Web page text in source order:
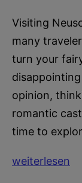
Visiting
many
turn your
opinion,
romantic
time to
10
weiterlesen